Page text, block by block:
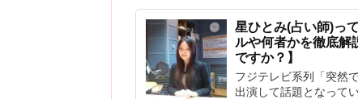
星ひとみ(占い師)っ
ルや何者かを徹底解
ですか？】
フジテレビ系列「突然
出演して話題となって